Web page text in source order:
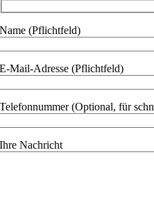
Name (Pflichtfeld)
E-Mail-Adresse (Pflichtfeld)
Telefonnummer (Optional, für
Ihre Nachricht